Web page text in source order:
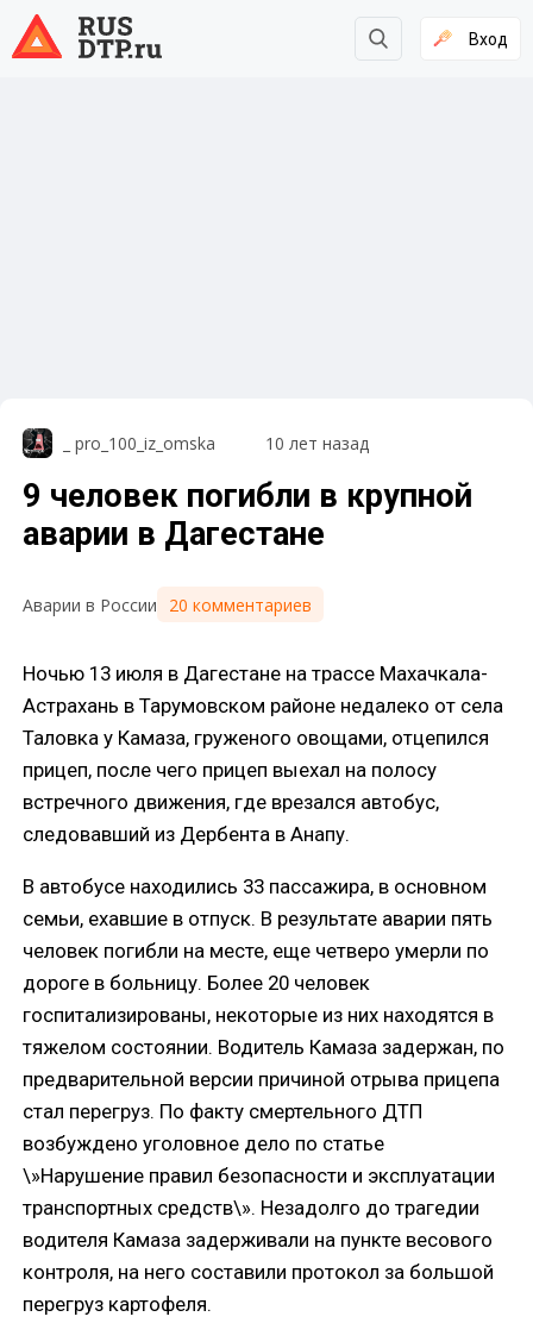
Вход
_ pro_100_iz_omska 10 лет назад
9 человек погибли в крупной
аварии в Дагестане
Аварии в России 20 комментариев
Ночью 13 июля в Дагестане на трассе Махачкала-
Астрахань в Тарумовском районе недалеко от села
Таловка у Камаза, груженого овощами, отцепился
прицеп, после чего прицеп выехал на полосу
встречного движения, где врезался автобус,
следовавший из Дербента в Анапу.
В автобусе находились 33 пассажира, в основном
семьи, ехавшие в отпуск. В результате аварии пять
человек погибли на месте, еще четверо умерли по
дороге в больницу. Более 20 человек
госпитализированы, некоторые из них находятся в
тяжелом состоянии. Водитель Камаза задержан, по
предварительной версии причиной отрыва прицепа
стал перегруз. По факту смертельного ДТП
возбуждено уголовное дело по статье
\»Нарушение правил безопасности и эксплуатации
транспортных средств\». Незадолго до трагедии
водителя Камаза задерживали на пункте весового
контроля, на него составили протокол за большой
перегруз картофеля.